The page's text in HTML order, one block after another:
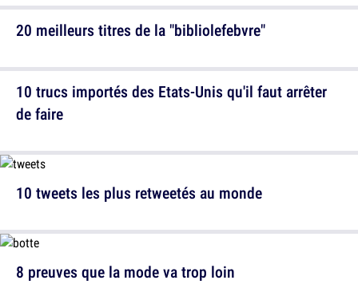
10 trucs importés des Etats-Unis qu'il faut arrêter
de faire
8 preuves que la mode va trop loin
20 meilleurs titres de la "bibliolefebvre"
10 tweets les plus retweetés au monde